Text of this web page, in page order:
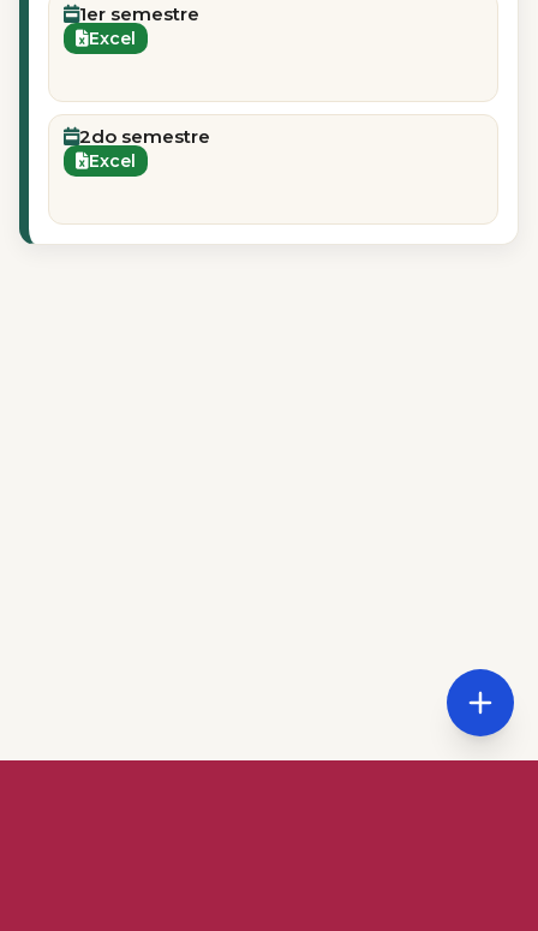
1er semestre
Excel
2do semestre
Excel